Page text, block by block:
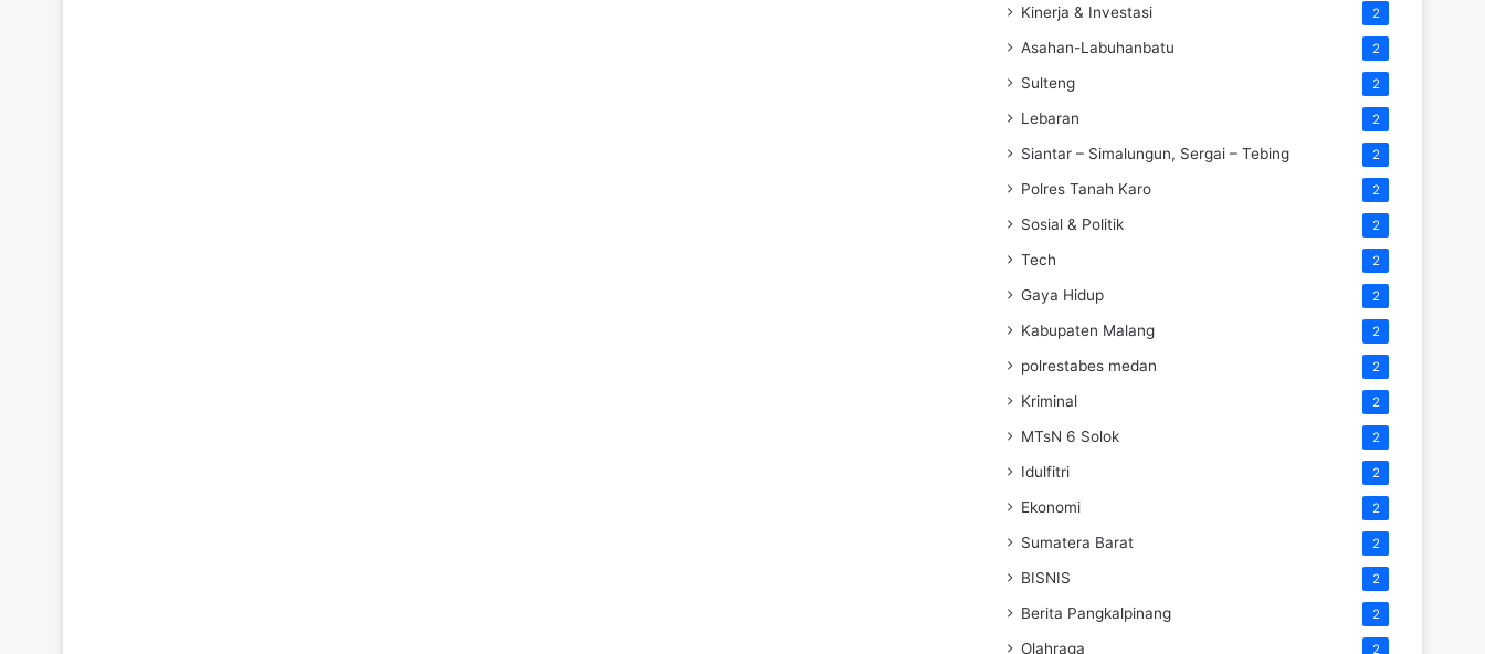
Kinerja & Investasi 2
Asahan-Labuhanbatu 2
Sulteng 2
Lebaran 2
Siantar – Simalungun, Sergai – Tebing 2
Polres Tanah Karo 2
Sosial & Politik 2
Tech 2
Gaya Hidup 2
Kabupaten Malang 2
polrestabes medan 2
Kriminal 2
MTsN 6 Solok 2
Idulfitri 2
Ekonomi 2
Sumatera Barat 2
BISNIS 2
Berita Pangkalpinang 2
Olahraga 2